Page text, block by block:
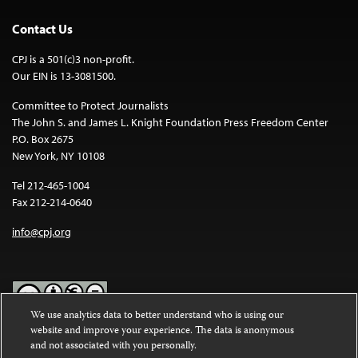
Contact Us
CPJ is a 501(c)3 non-profit.
Our EIN is 13-3081500.
Committee to Protect Journalists
The John S. and James L. Knight Foundation Press Freedom Center
P.O. Box 2675
New York, NY 10108
Tel 212-465-1004
Fax 212-214-0640
info@cpj.org
Except where noted, text on this website is licensed under a
Commons Attribution-NonCommercial-NoDerivatives 4.0
We use analytics data to better understand who is using our
website and improve your experience. The data is anonymous
and not associated with you personally.